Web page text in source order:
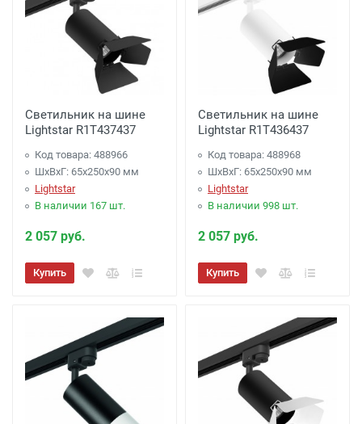
Светильник на шине
Lightstar R1T437437
Код товара: 488966
ШхВхГ: 65x250x90 мм
Lightstar
В наличии 167 шт.
2 057 руб.
Купить
Светильник на шине
Lightstar R1T436437
Код товара: 488968
ШхВхГ: 65x250x90 мм
Lightstar
В наличии 998 шт.
2 057 руб.
Купить